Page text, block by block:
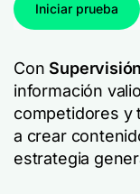
Iniciar prueba
Con
información
competidores y
a crear
estrategia